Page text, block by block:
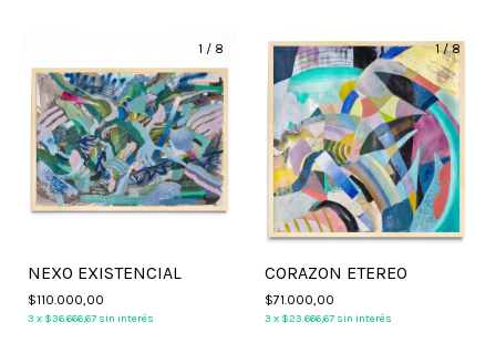
1 / 8
NEXO EXISTENCIAL
$110.000,00
3 x $36.666,67 sin interés
1/8
CORAZON ETEREO
$71.000,00
3 x $23.666,67 sin interés